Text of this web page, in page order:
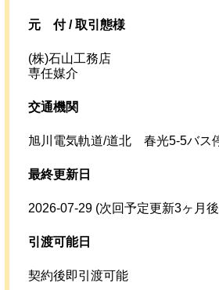
元 付 /取引態様
(株)石山工務店
専任媒介
交通機関
旭川電気軌道/道北 春光5-5バス
最終更新日
2026-07-29 (次回予定更新3ヶ月
引渡可能日
契約後即引渡可能